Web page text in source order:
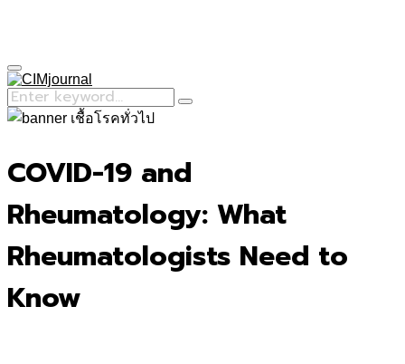
Primary
Menu
Search
for:
Search
COVID-19 and
Rheumatology: What
Rheumatologists Need to
Know